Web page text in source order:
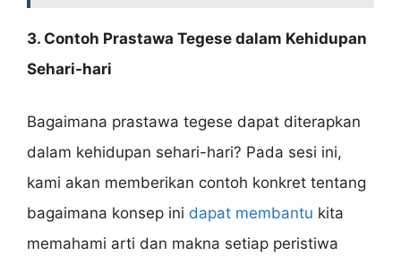
3. Contoh Prastawa Tegese dalam Kehidupan
Sehari-hari
Bagaimana prastawa tegese dapat diterapkan
dalam kehidupan sehari-hari? Pada sesi ini,
kami akan memberikan contoh konkret tentang
bagaimana konsep ini dapat membantu kita
memahami arti dan makna setiap peristiwa